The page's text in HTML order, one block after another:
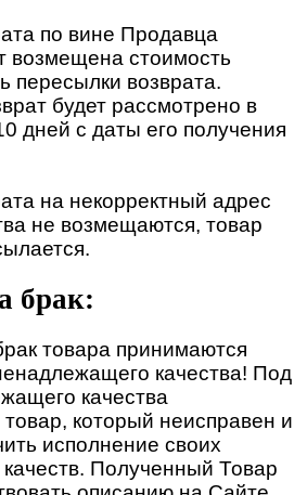
по вине Продавца
возмещена стоимость
пересылки возврата.
будет рассмотрено в
дней с даты его получения
на некорректный адрес
не возмещаются, товар
брак:
товара принимаются
качества! Под
качества
который неисправен и
исполнение своих
Полученный Товар